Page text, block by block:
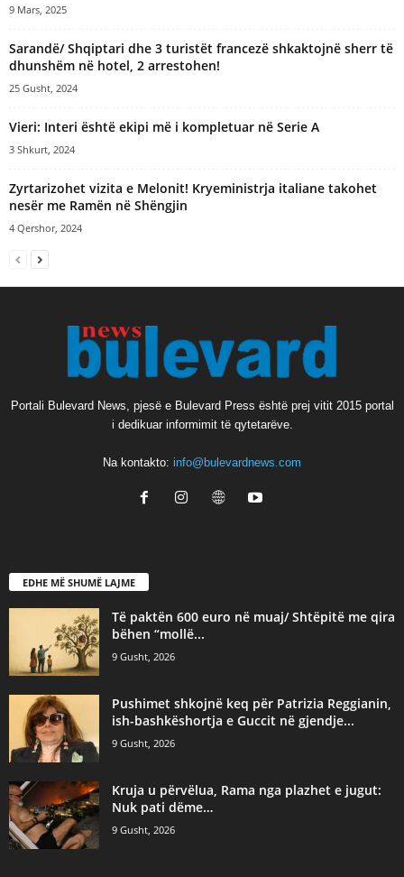
9 Mars, 2025
Sarandë/ Shqiptari dhe 3 turistët francezë shkaktojnë sherr të
dhunshëm në hotel, 2 arrestohen!
25 Gusht, 2024
Vieri: Interi është ekipi më i kompletuar në Serie A
3 Shkurt, 2024
Zyrtarizohet vizita e Melonit! Kryeministrja italiane takohet
nesër me Ramën në Shëngjin
4 Qershor, 2024
Portali Bulevard News, pjesë e Bulevard Press është prej vitit 2015 portal
i dedikuar informimit të qytetarëve.
Na kontakto: info@bulevardnews.com
EDHE MË SHUMË LAJME
Të paktën 600 euro në muaj/ Shtëpitë me qira
bëhen “mollë...
9 Gusht, 2026
Pushimet shkojnë keq për Patrizia Reggianin,
ish-bashkëshortja e Guccit në gjendje...
9 Gusht, 2026
Kruja u përvëlua, Rama nga plazhet e jugut:
Nuk pati dëme…
9 Gusht, 2026